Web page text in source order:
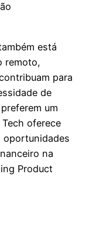
está
remoto,
para
de
um
oferece
oportunidades
na
Product